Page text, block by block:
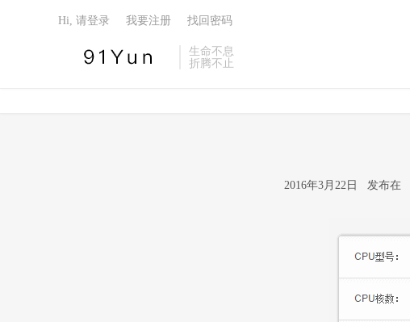
生命不息
折腾不止
Hi, 请登录 我要注册 找回密码
2016年3月22日 发布在